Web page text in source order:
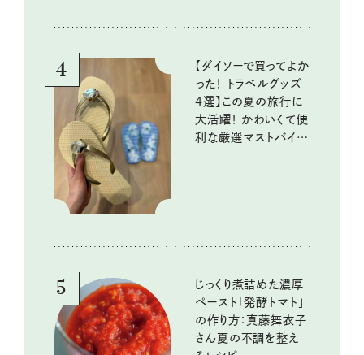
4
【ダイソーで買ってよか
った！ トラベルグッズ
4選】この夏の旅行に
大活躍！ かわいくて便
利な厳選マストバイア
5
じっくり煮詰めた濃厚
ペースト「発酵トマト」
の作り方：真藤舞衣子
さん夏の不調を整え